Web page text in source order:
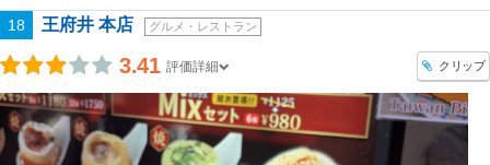
18 王府井 本店 グルメ・レストラン
3.41 評価詳細 クリップ